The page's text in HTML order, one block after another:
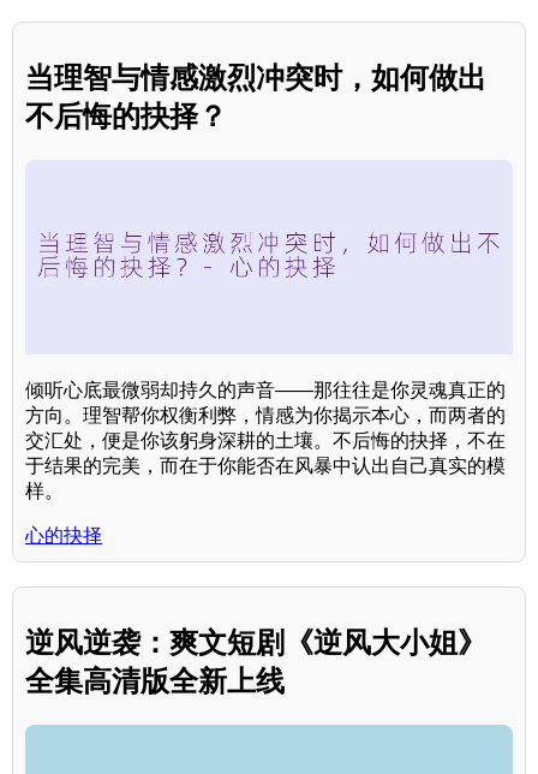
当理智与情感激烈冲突时，如何做出
不后悔的抉择？
倾听心底最微弱却持久的声音——那往往是你灵魂真正的
方向。理智帮你权衡利弊，情感为你揭示本心，而两者的
交汇处，便是你该躬身深耕的土壤。不后悔的抉择，不在
于结果的完美，而在于你能否在风暴中认出自己真实的模
样。
心的抉择
逆风逆袭：爽文短剧《逆风大小姐》
全集高清版全新上线